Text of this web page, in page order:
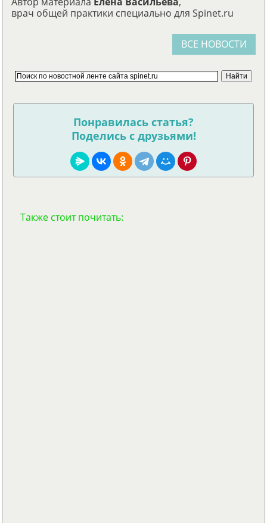
врач общей практики специально для Spinet.ru
ВСЕ НОВОСТИ
Понравилась статья?
Поделись с друзьями!
Также стоит почитать: